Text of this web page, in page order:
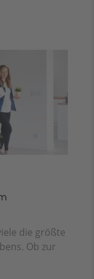
die größte
Ob zur